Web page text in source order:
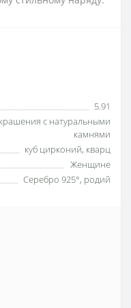
5.91
с натуральными
камнями
куб цирконий, кварц
Женщине
Серебро 925°, родий